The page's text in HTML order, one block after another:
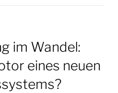
im Wandel:
eines neuen